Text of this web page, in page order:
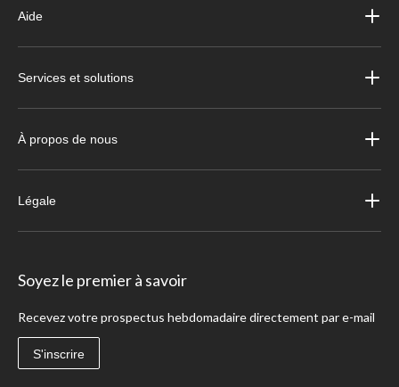
Aide
Services et solutions
À propos de nous
Légale
Soyez le premier à savoir
Recevez votre prospectus hebdomadaire directement par e-mail
S'inscrire